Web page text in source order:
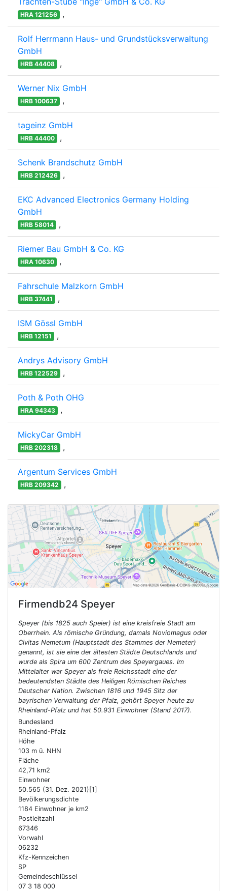
HRA 121256 ,
Rolf Herrmann Haus- und Grundstücksverwaltung
GmbH
HRB 44408 ,
Werner Nix GmbH
HRB 100637 ,
tageinz GmbH
HRB 44400 ,
Schenk Brandschutz GmbH
HRB 212426 ,
EKC Advanced Electronics Germany Holding
GmbH
HRB 58014 ,
Riemer Bau GmbH & Co. KG
HRA 10630 ,
Fahrschule Malzkorn GmbH
HRB 37441 ,
ISM Gössl GmbH
HRB 12151 ,
Andrys Advisory GmbH
HRB 122529 ,
Poth & Poth OHG
HRA 94343 ,
MickyCar GmbH
HRB 202318 ,
Argentum Services GmbH
HRB 209342 ,
Firmendb24 Speyer
Speyer (bis 1825 auch Speier) ist eine kreisfreie Stadt am
Oberrhein. Als römische Gründung, damals Noviomagus oder
Civitas Nemetum (Hauptstadt des Stammes der Nemeter)
genannt, ist sie eine der ältesten Städte Deutschlands und
wurde als Spira um 600 Zentrum des Speyergaues. Im
Mittelalter war Speyer als freie Reichsstadt eine der
bedeutendsten Städte des Heiligen Römischen Reiches
Deutscher Nation. Zwischen 1816 und 1945 Sitz der
bayrischen Verwaltung der Pfalz, gehört Speyer heute zu
Rheinland-Pfalz und hat 50.931 Einwohner (Stand 2017).
Bundesland
Rheinland-Pfalz
Höhe
103 m ü. NHN
Fläche
42,71 km2
Einwohner
50.565 (31. Dez. 2021)[1]
Bevölkerungsdichte
1184 Einwohner je km2
Postleitzahl
67346
Vorwahl
06232
Kfz-Kennzeichen
SP
Gemeindeschlüssel
07 3 18 000